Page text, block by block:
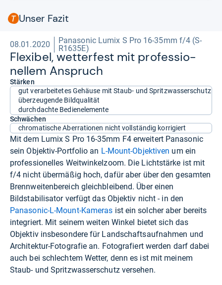
Unser Fazit
08.01.2020
Panasonic Lumix S Pro 16-35mm f/4 (S-
R1635E)
Fle­xi­bel, wet­ter­fest mit pro­fes­sio­
nel­lem Anspruch
Stärken
gut verarbeitetes Gehäuse mit Staub- und Spritzwasserschutz
überzeugende Bildqualität
durchdachte Bedienelemente
Schwächen
chromatische Aberrationen nicht vollständig korrigiert
Mit dem Lumix S Pro 16-35mm F4 erweitert Panasonic
sein Objektiv-Portfolio an L-Mount-Objektiven um ein
professionelles Weitwinkelzoom. Die Lichtstärke ist mit
f/4 nicht übermäßig hoch, dafür aber über den gesamten
Brennweitenbereich gleichbleibend. Über einen
Bildstabilisator verfügt das Objektiv nicht - in den
Panasonic-L-Mount-Kameras ist ein solcher aber bereits
integriert. Mit seinem weiten Winkel bietet sich das
Objektiv insbesondere für Landschaftsaufnahmen und
Architektur-Fotografie an. Fotografiert werden darf dabei
auch bei schlechtem Wetter, denn es ist mit meinem
Staub- und Spritzwasserschutz versehen.